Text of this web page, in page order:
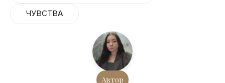
ЧУВСТВА
Автор